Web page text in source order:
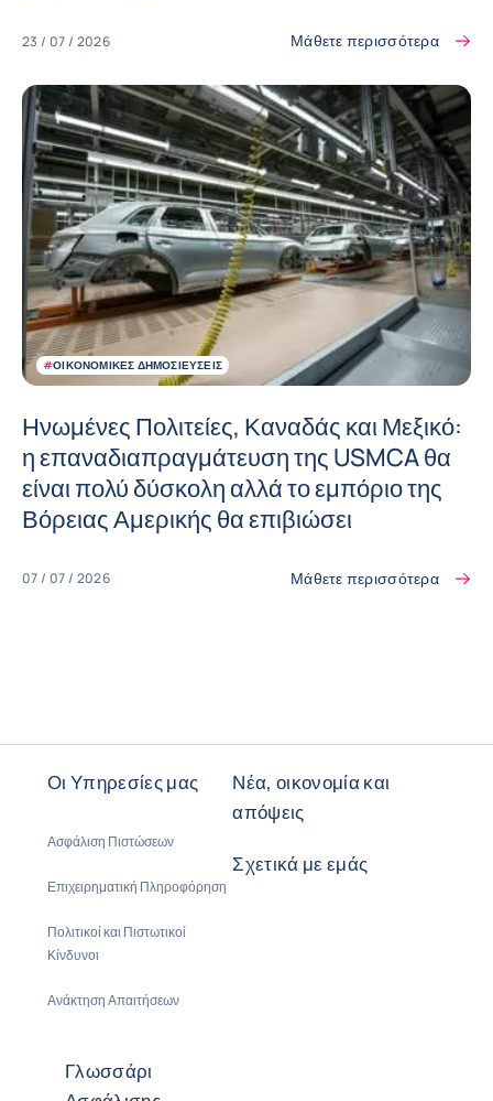
23 / 07 / 2026 Μάθετε περισσότερα
#ΟΙΚΟΝΟΜΙΚΈΣ ΔΗΜΟΣΙΕΎΣΕΙΣ
Ηνωμένες Πολιτείες, Καναδάς και Μεξικό:
η επαναδιαπραγμάτευση της USMCA θα
είναι πολύ δύσκολη αλλά το εμπόριο της
Βόρειας Αμερικής θα επιβιώσει
07 / 07 / 2026 Μάθετε περισσότερα
Οι Υπηρεσίες μας
Ασφάλιση Πιστώσεων
Επιχειρηματική Πληροφόρηση
Πολιτικοί και Πιστωτικοί
Κίνδυνοι
Ανάκτηση Απαιτήσεων
Νέα, οικονομία και
απόψεις
Σχετικά με εμάς
Γλωσσάρι